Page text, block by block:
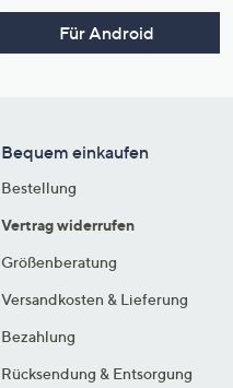
Für Android
Bequem einkaufen
Bestellung
Vertrag widerrufen
Größenberatung
Versandkosten & Lieferung
Bezahlung
Rücksendung & Entsorgung